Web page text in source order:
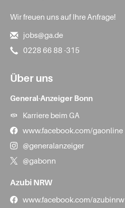
Wir freuen uns auf Ihre Anfrage!
jobs@ga.de
0228 66 88 -315
Über uns
General-Anzeiger Bonn
Karriere beim GA
www.facebook.com/gaonline
@generalanzeiger
@gabonn
Azubi NRW
www.facebook.com/azubinrw